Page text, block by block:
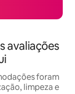
avaliações
foram
limpeza e